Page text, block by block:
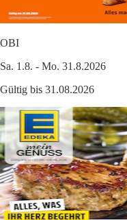
OBI
Sa. 1.8. - Mo. 31.8.2026
Gültig bis 31.08.2026